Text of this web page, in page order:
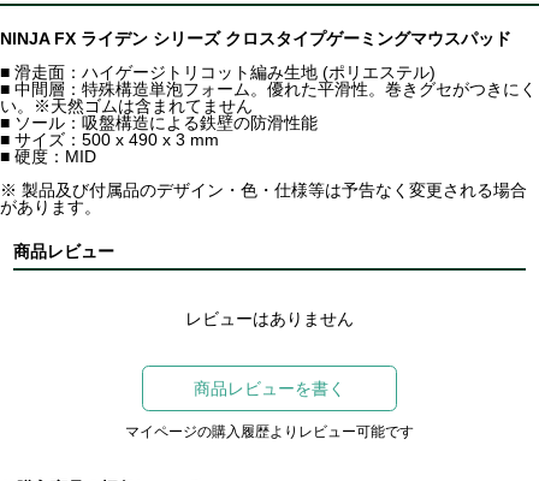
NINJA FX ライデン シリーズ クロスタイプゲーミングマウスパッド
■ 滑走面：ハイゲージトリコット編み生地 (ポリエステル)
■ 中間層：特殊構造単泡フォーム。優れた平滑性。巻きグセがつきにく
い。※天然ゴムは含まれてません
■ ソール：吸盤構造による鉄壁の防滑性能
■ サイズ：500 x 490 x 3 mm
■ 硬度：MID
※ 製品及び付属品のデザイン・色・仕様等は予告なく変更される場合
があります。
商品レビュー
レビューはありません
商品レビューを書く
マイページの購入履歴よりレビュー可能です